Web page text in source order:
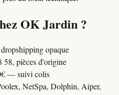
OK Jardin ?
opaque
pièces d'origine
— suivi colis
NetSpa, Dolphin, Aiper,